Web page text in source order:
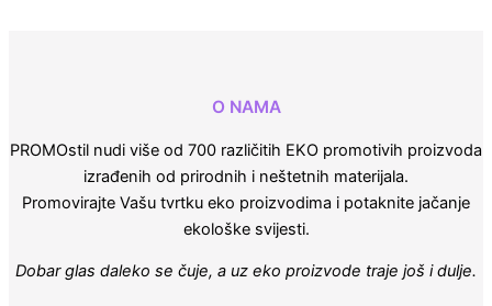
O NAMA
PROMOstil nudi više od 700 različitih EKO promotivih proizvoda
izrađenih od prirodnih i neštetnih materijala.
Promovirajte Vašu tvrtku eko proizvodima i potaknite jačanje
ekološke svijesti.
Dobar glas daleko se čuje, a uz eko proizvode traje još i dulje.